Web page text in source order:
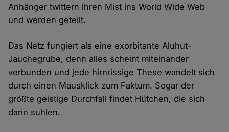
Anhänger twittern ihren Mist ins World Wide Web
und werden geteilt.
Das Netz fungiert als eine exorbitante Aluhut-
Jauchegrube, denn alles scheint miteinander
verbunden und jede hirnrissige These wandelt sich
durch einen Mausklick zum Faktum. Sogar der
größte geistige Durchfall findet Hütchen, die sich
darin suhlen.